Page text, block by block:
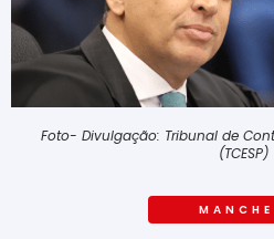
Foto- Divulgação: Tribunal de
(TCESP)